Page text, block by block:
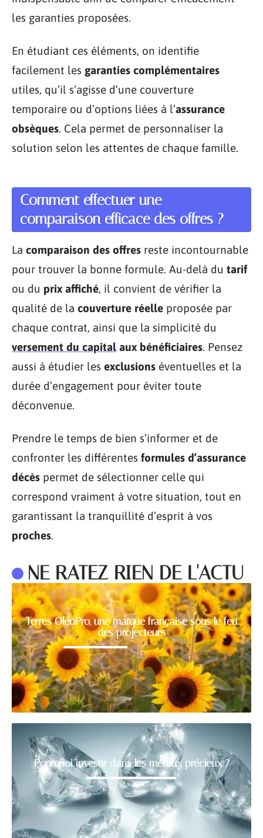
les garanties proposées.
En étudiant ces éléments, on identifie
facilement les garanties complémentaires
utiles, qu’il s’agisse d’une couverture
temporaire ou d’options liées à l’assurance
obsèques. Cela permet de personnaliser la
solution selon les attentes de chaque famille.
Comment effectuer une
comparaison efficace des offres ?
La comparaison des offres reste incontournable
pour trouver la bonne formule. Au-delà du tarif
ou du prix affiché, il convient de vérifier la
qualité de la couverture réelle proposée par
chaque contrat, ainsi que la simplicité du
versement du capital aux bénéficiaires. Pensez
aussi à étudier les exclusions éventuelles et la
durée d’engagement pour éviter toute
déconvenue.
Prendre le temps de bien s’informer et de
confronter les différentes formules d’assurance
décès permet de sélectionner celle qui
correspond vraiment à votre situation, tout en
garantissant la tranquillité d’esprit à vos
proches.
NE RATEZ RIEN DE L'ACTU
Terres OléoPro, une marque française sous le feu
des projecteurs
Pourquoi investir dans les métaux précieux ?